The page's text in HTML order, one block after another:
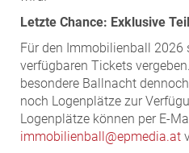
Letzte Chance: Exklusive
Für den Immobilienball 2026
verfügbaren Tickets
besondere Ballnacht
noch Logenplätze zur
Logenplätze können per E-
immobilienball@epmedia.at